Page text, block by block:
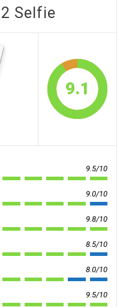
Selfie
9.1
9.5/10
9.0/10
9.8/10
8.5/10
8.0/10
9.5/10